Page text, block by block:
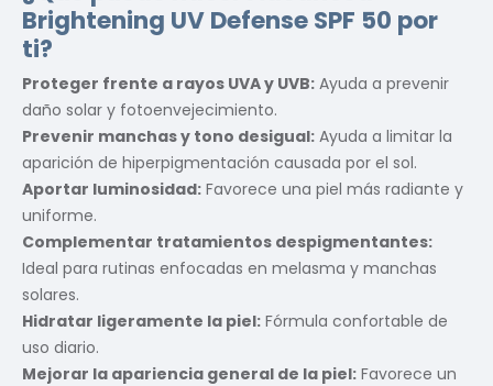
Brightening UV Defense SPF 50 por
ti?
Proteger frente a rayos UVA y UVB: Ayuda a prevenir
daño solar y fotoenvejecimiento.
Prevenir manchas y tono desigual: Ayuda a limitar la
aparición de hiperpigmentación causada por el sol.
Aportar luminosidad: Favorece una piel más radiante y
uniforme.
Complementar tratamientos despigmentantes:
Ideal para rutinas enfocadas en melasma y manchas
solares.
Hidratar ligeramente la piel: Fórmula confortable de
uso diario.
Mejorar la apariencia general de la piel: Favorece un